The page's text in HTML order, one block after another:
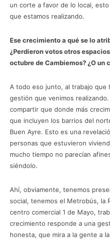
un corte a favor de lo local,
que estamos realizando.
Ese crecimiento a qué se lo
¿Perdieron votos otros
octubre de Cambiemos? ¿O un
A todo eso junto, al trabajo que
gestión que venimos
compartir que donde más
que incluyen los barrios del
Buen Ayre. Esto es una
personas que estuvieron
mucho tiempo no parecían
siéndolo.
Ahí, obviamente, tenemos
social, tenemos el Metrobús, la
centro comercial 1 de Mayo,
crecimiento responde a una
honesta, que mira a la gente a